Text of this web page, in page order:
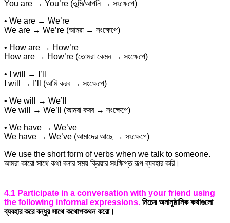
You are → You’re (তুমি/আপনি → সংক্ষেপে)
• We are → We’re
We are → We’re (আমরা → সংক্ষেপে)
• How are → How’re
How are → How’re (তোমরা কেমন → সংক্ষেপে)
• I will → I’ll
I will → I’ll (আমি করব → সংক্ষেপে)
• We will → We’ll
We will → We’ll (আমরা করব → সংক্ষেপে)
• We have → We’ve
We have → We’ve (আমাদের আছে → সংক্ষেপে)
We use the short form of verbs when we talk to someone.
আমরা কারো সাথে কথা বলার সময় ক্রিয়ার সংক্ষিপ্ত রূপ ব্যবহার করি।
4.1 Participate in a conversation with your friend using
the following informal expressions. নিচের অনানুষ্ঠানিক কথাগুলো
ব্যবহার করে বন্ধুর সাথে কথোপকথন করো।